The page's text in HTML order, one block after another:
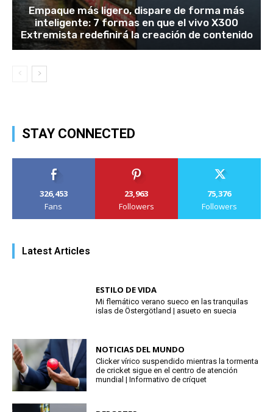
Empaque más ligero, dispare de forma más
inteligente: 7 formas en que el vivo X300
Extremista redefinirá la creación de contenido
STAY CONNECTED
326,453
Fans
23,963
Followers
75,376
Followers
Latest Articles
ESTILO DE VIDA
Mi flemático verano sueco en las tranquilas
islas de Östergötland | asueto en suecia
NOTICIAS DEL MUNDO
Clicker vírico suspendido mientras la tormenta
de cricket sigue en el centro de atención
mundial | Informativo de críquet